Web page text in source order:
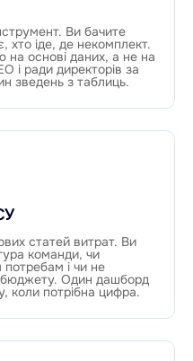
Ви бачите
хто іде, де некомплект.
на основі даних, а не на
і ради директорів за
зведень з таблиць.
статей витрат. Ви
команди, чи
потребам і чи не
бюджету. Один дашборд
коли потрібна цифра.